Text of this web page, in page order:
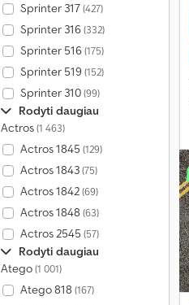
Sprinter 317(427)
Sprinter 316(332)
Sprinter 516(175)
Sprinter 519 (152)
Sprinter 310(99)
Rodyti daugiau
Actros(1 463)
Actros 1845 (129)
Actros 1843(75)
Actros 1842(69)
Actros 1848 (63)
Actros 2545 (57)
Rodyti daugiau
Atego(1 001)
Atego 818 (167)